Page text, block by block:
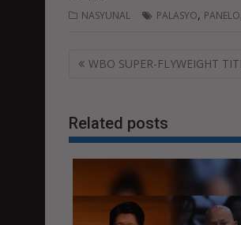
NASYUNAL PALASYO, PANELO
Post
WBO SUPER-FLYWEIGHT
Related posts